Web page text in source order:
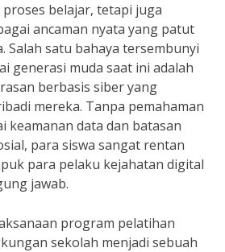
belajar, tetapi juga
ancaman nyata yang patut
Salah satu bahaya tersembunyi
generasi muda saat ini adalah
berbasis siber yang
mereka. Tanpa pemahaman
keamanan data dan batasan
para siswa sangat rentan
para pelaku kejahatan digital
jawab.
program pelatihan
sekolah menjadi sebuah